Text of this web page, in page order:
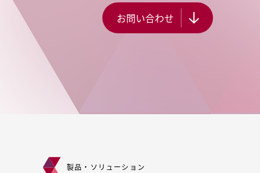
お問い合わせ
製品・ソリューション